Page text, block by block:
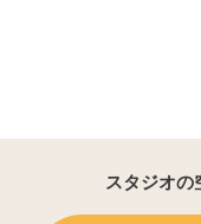
スタジオの